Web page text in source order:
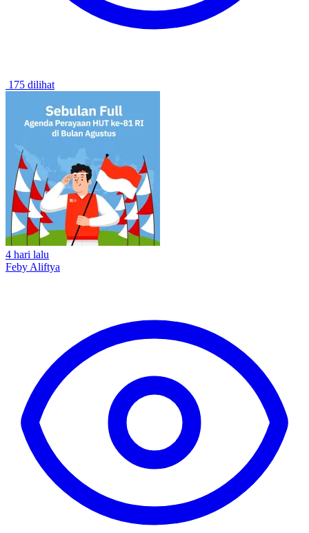
175 dilihat
4 hari lalu
Feby Aliftya